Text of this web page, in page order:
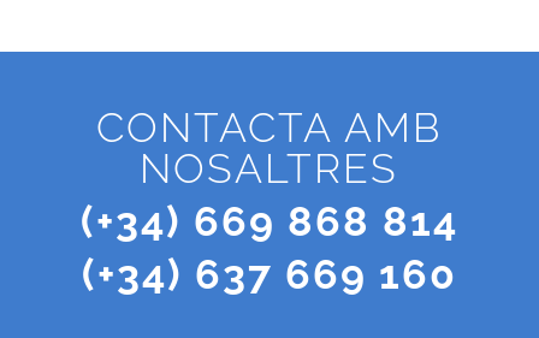
CONTACTA AMB
NOSALTRES
(+34) 669 868 814
(+34) 637 669 160